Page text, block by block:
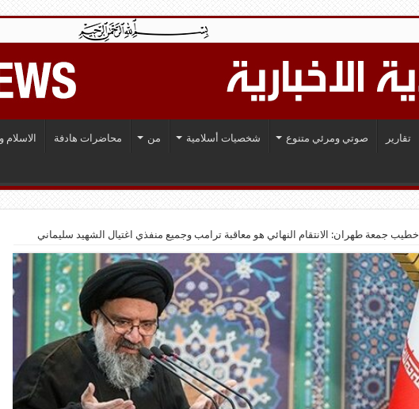
تقارير صوتي ومرئي متنوع شخصيات أسلامية من محاضرات هادفة الاسلام
خطيب جمعة طهران: الانتقام النهائي هو معاقبة ترامب وجميع منفذي اغتيال الشهيد سليماني